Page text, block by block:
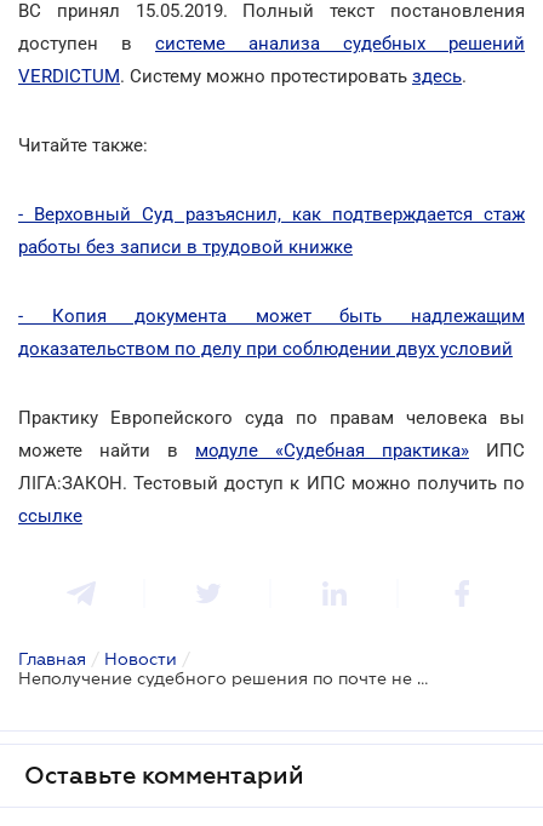
ВС принял 15.05.2019. Полный текст постановления
доступен в системе анализа судебных решений
VERDICTUM. Систему можно протестировать здесь.
Читайте также:
- Верховный Суд разъяснил, как подтверждается стаж
работы без записи в трудовой книжке
- Копия документа может быть надлежащим
доказательством по делу при соблюдении двух условий
Практику Европейского суда по правам человека вы
можете найти в модуле «Судебная практика» ИПС
ЛIГА:ЗАКОН. Тестовый доступ к ИПС можно получить по
ссылке
Главная / Новости /
Неполучение судебного решения по почте не является уважительной причиной пропуска срока на апелляционное обжалование: ВС
Оставьте комментарий